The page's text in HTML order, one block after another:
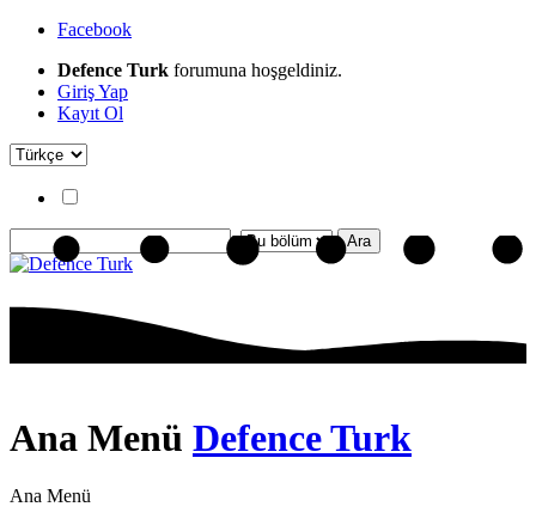
Facebook
Defence Turk forumuna hoşgeldiniz.
Giriş Yap
Kayıt Ol
Ana Menü Defence Turk
Ana Menü